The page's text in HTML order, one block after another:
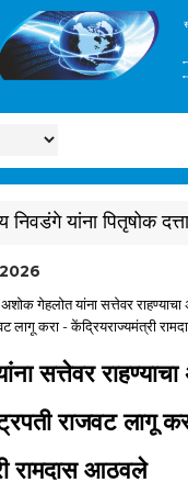
यांना पितृषोक दत्ता
अशोक गेहलोत यांना सत्तेवर राहण्याचा
लागू करा - केंद्रियराज्यमंत्री
सत्तेवर राहण्याचा
राजवट लागू
रामदास आठवले